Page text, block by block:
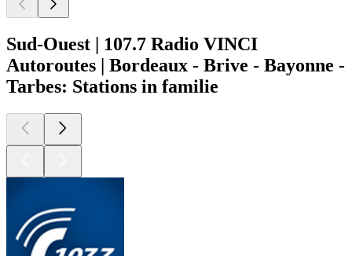
Sud-Ouest | 107.7 Radio VINCI
Autoroutes | Bordeaux - Brive - Bayonne -
Tarbes: Stations in familie